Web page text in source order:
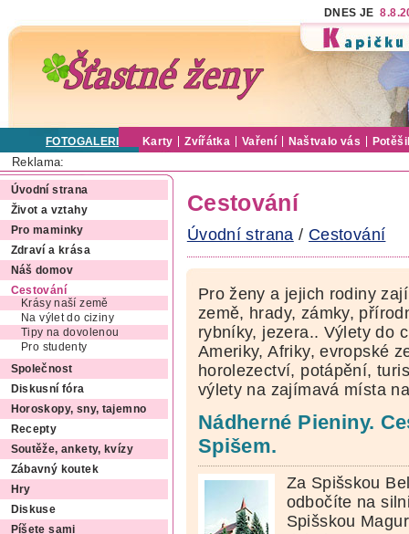
DNES JE
FOTOGALERIE Karty Zvířátka Vaření Naštvalo vás
Reklama:
Úvodní strana
Život a vztahy
Pro maminky
Zdraví a krása
Náš domov
Cestování
Krásy naší země
Na výlet do ciziny
Tipy na dovolenou
Pro studenty
Společnost
Diskusní fóra
Horoskopy, sny, tajemno
Recepty
Soutěže, ankety, kvízy
Zábavný koutek
Hry
Diskuse
Píšete sami
Cestování
Úvodní strana / Cestování
Pro ženy a jejich rodiny
země, hrady, zámky,
rybníky, jezera.. Výlety do
Ameriky, Afriky, evropské
horolezectví, potápění,
výlety na zajímavá místa
Nádherné Pieniny.
Spišem.
Za Spišskou
odbočíte na
Spišskou